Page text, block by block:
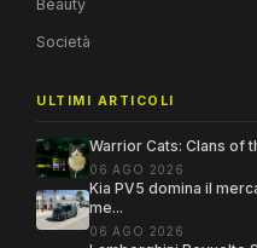
Beauty
Società
ULTIMI ARTICOLI
Warrior Cats: Clans of
06 AGO 2026
Kia PV5 domina il
me...
06 AGO 2026